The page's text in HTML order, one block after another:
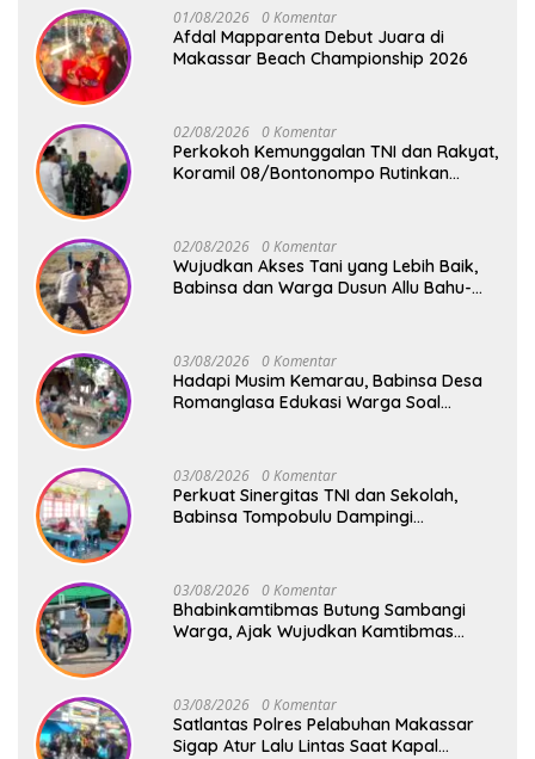
01/08/2026 0 Komentar
Afdal Mapparenta Debut Juara di
Makassar Beach Championship 2026
02/08/2026 0 Komentar
Perkokoh Kemunggalan TNI dan Rakyat,
Koramil 08/Bontonompo Rutinkan
02/08/2026 0 Komentar
Wujudkan Akses Tani yang Lebih Baik,
Babinsa dan Warga Dusun Allu Bahu-
03/08/2026 0 Komentar
Hadapi Musim Kemarau, Babinsa Desa
Romanglasa Edukasi Warga Soal
03/08/2026 0 Komentar
Perkuat Sinergitas TNI dan Sekolah,
Babinsa Tompobulu Dampingi
03/08/2026 0 Komentar
Bhabinkamtibmas Butung Sambangi
Warga, Ajak Wujudkan Kamtibmas
03/08/2026 0 Komentar
Satlantas Polres Pelabuhan Makassar
Sigap Atur Lalu Lintas Saat Kapal